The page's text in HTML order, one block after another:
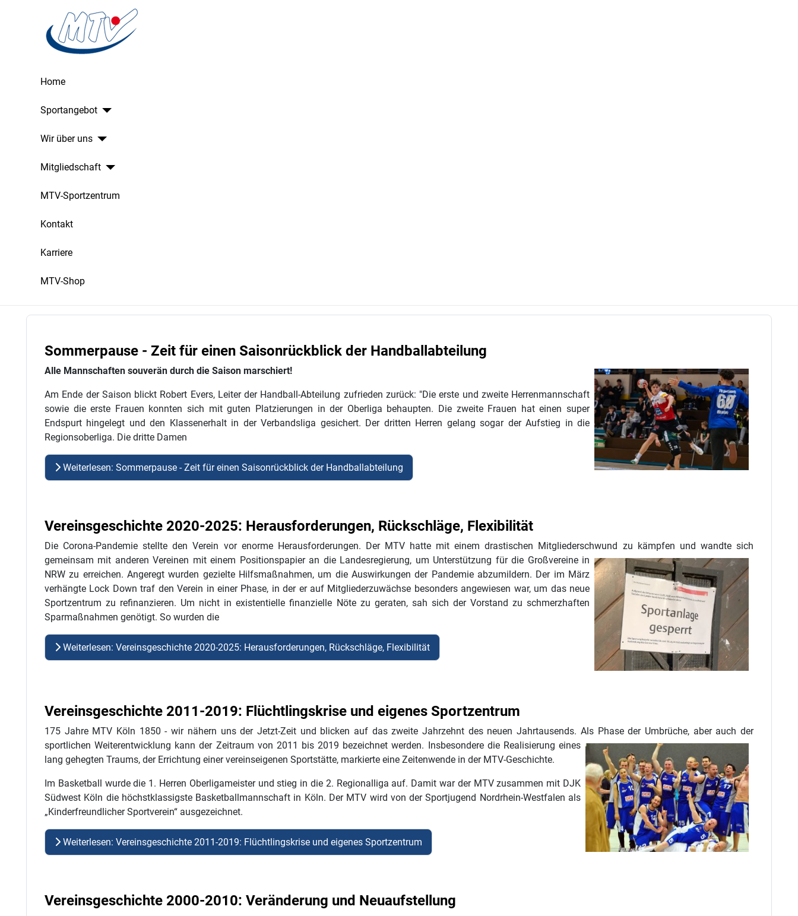
Home
Sportangebot
Wir über uns
Mitgliedschaft
MTV-Sportzentrum
Kontakt
Karriere
MTV-Shop
Sommerpause - Zeit für einen Saisonrückblick der Handballabteilung
Alle Mannschaften souverän durch die Saison marschiert!
Am Ende der Saison blickt Robert Evers, Leiter der Handball-Abteilung zufrieden zurück: "Die erste und zweite Herrenmannschaft
sowie die erste Frauen konnten sich mit guten Platzierungen in der Oberliga behaupten. Die zweite Frauen hat einen super
Endspurt hingelegt und den Klassenerhalt in der Verbandsliga gesichert. Der dritten Herren gelang sogar der Aufstieg in die
Regionsoberliga. Die dritte Damen
Weiterlesen: Sommerpause - Zeit für einen Saisonrückblick der Handballabteilung
Vereinsgeschichte 2020-2025: Herausforderungen, Rückschläge, Flexibilität
Die Corona-Pandemie stellte den Verein vor enorme Herausforderungen. Der MTV hatte mit einem drastischen Mitgliederschwund zu kämpfen und wandte sich
gemeinsam mit anderen Vereinen mit einem Positionspapier an die Landesregierung, um Unterstützung für die Großvereine in
NRW zu erreichen. Angeregt wurden gezielte Hilfsmaßnahmen, um die Auswirkungen der Pandemie abzumildern. Der im März
verhängte Lock Down traf den Verein in einer Phase, in der er auf Mitgliederzuwächse besonders angewiesen war, um das neue
Sportzentrum zu refinanzieren. Um nicht in existentielle finanzielle Nöte zu geraten, sah sich der Vorstand zu schmerzhaften
Sparmaßnahmen genötigt. So wurden die
Weiterlesen: Vereinsgeschichte 2020-2025: Herausforderungen, Rückschläge, Flexibilität
Vereinsgeschichte 2011-2019: Flüchtlingskrise und eigenes Sportzentrum
175 Jahre MTV Köln 1850 - wir nähern uns der Jetzt-Zeit und blicken auf das zweite Jahrzehnt des neuen Jahrtausends. Als Phase der Umbrüche, aber auch der
sportlichen Weiterentwicklung kann der Zeitraum von 2011 bis 2019 bezeichnet werden. Insbesondere die Realisierung eines
lang gehegten Traums, der Errichtung einer vereinseigenen Sportstätte, markierte eine Zeitenwende in der MTV-Geschichte.
Im Basketball wurde die 1. Herren Oberligameister und stieg in die 2. Regionalliga auf. Damit war der MTV zusammen mit DJK
Südwest Köln die höchstklassigste Basketballmannschaft in Köln. Der MTV wird von der Sportjugend Nordrhein-Westfalen als
„Kinderfreundlicher Sportverein“ ausgezeichnet.
Weiterlesen: Vereinsgeschichte 2011-2019: Flüchtlingskrise und eigenes Sportzentrum
Vereinsgeschichte 2000-2010: Veränderung und Neuaufstellung